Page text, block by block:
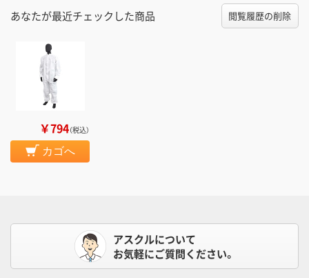
あなたが最近チェックした商品 閲覧履歴の削除
￥794（税込）
カゴへ
アスクルについて
お気軽にご質問ください。